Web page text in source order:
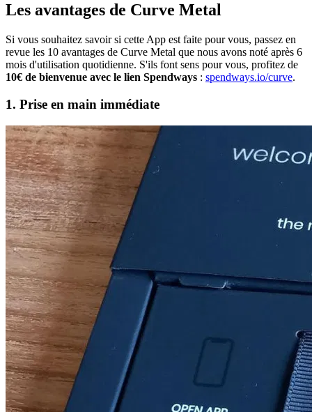
Les avantages de Curve Metal
Si vous souhaitez savoir si cette App est faite pour vous, passez en
revue les 10 avantages de Curve Metal que nous avons noté après 6
mois d'utilisation quotidienne. S'ils font sens pour vous, profitez de
10€ de bienvenue avec le lien Spendways : spendways.io/curve.
1. Prise en main immédiate